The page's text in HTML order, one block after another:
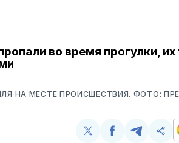
во время прогулки,
НА МЕСТЕ ПРОИСШЕСТВИЯ. ФОТО:
Поделиться
Поделиться